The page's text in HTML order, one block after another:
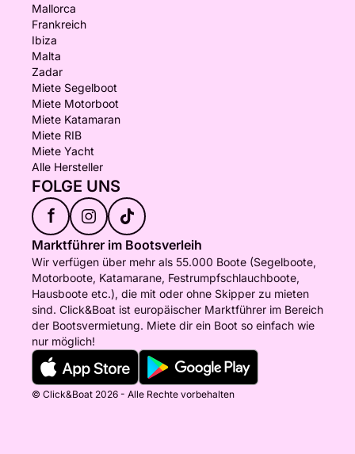
Mallorca
Frankreich
Ibiza
Malta
Zadar
Miete Segelboot
Miete Motorboot
Miete Katamaran
Miete RIB
Miete Yacht
Alle Hersteller
FOLGE UNS
f
Marktführer im Bootsverleih
Wir verfügen über mehr als 55.000 Boote (Segelboote,
Motorboote, Katamarane, Festrumpfschlauchboote,
Hausboote etc.), die mit oder ohne Skipper zu mieten
sind. Click&Boat ist europäischer Marktführer im Bereich
der Bootsvermietung. Miete dir ein Boot so einfach wie
nur möglich!
© Click&Boat 2026 - Alle Rechte vorbehalten